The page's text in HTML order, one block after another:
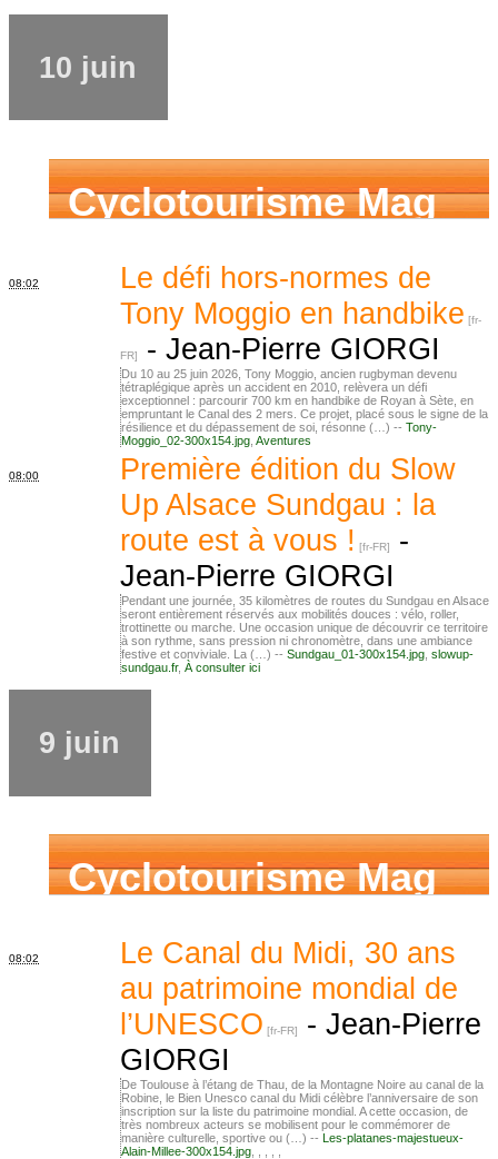
10 juin
Cyclotourisme Mag
08:02
Le défi hors-normes de
Tony Moggio en handbike
- Jean-Pierre GIORGI
Du 10 au 25 juin 2026, Tony Moggio, ancien rugbyman devenu
tétraplégique après un accident en 2010, relèvera un défi
exceptionnel : parcourir 700 km en handbike de Royan à Sète, en
empruntant le Canal des 2 mers. Ce projet, placé sous le signe de la
résilience et du dépassement de soi, résonne (…) -- Tony-
Moggio_02-300x154.jpg Aventures
08:00
Première édition du Slow
Up Alsace Sundgau : la
route est à vous !
-
Jean-Pierre GIORGI
Pendant une journée, 35 kilomètres de routes du Sundgau en Alsace
seront entièrement réservés aux mobilités douces : vélo, roller,
trottinette ou marche. Une occasion unique de découvrir ce territoire
à son rythme, sans pression ni chronomètre, dans une ambiance
festive et conviviale. La (…) -- Sundgau_01-300x154.jpg slowup-
sundgau.fr, À consulter ici
9 juin
Cyclotourisme Mag
08:02
Le Canal du Midi, 30 ans
au patrimoine mondial de
l’UNESCO
- Jean-Pierre
GIORGI
De Toulouse à l’étang de Thau, de la Montagne Noire au canal de la
Robine, le Bien Unesco canal du Midi célèbre l’anniversaire de son
inscription sur la liste du patrimoine mondial. A cette occasion, de
très nombreux acteurs se mobilisent pour le commémorer de
manière culturelle, sportive ou (…) -- Les-platanes-majestueux-
Alain-Millee-300x154.jpg